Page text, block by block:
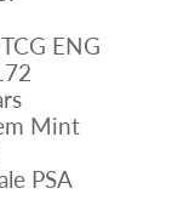
ENG
Mint
PSA